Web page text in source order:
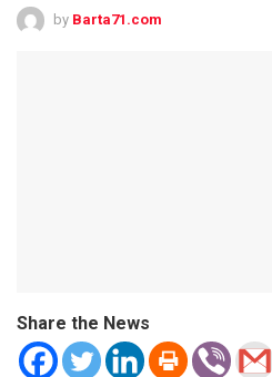
by Barta71.com
Share the News